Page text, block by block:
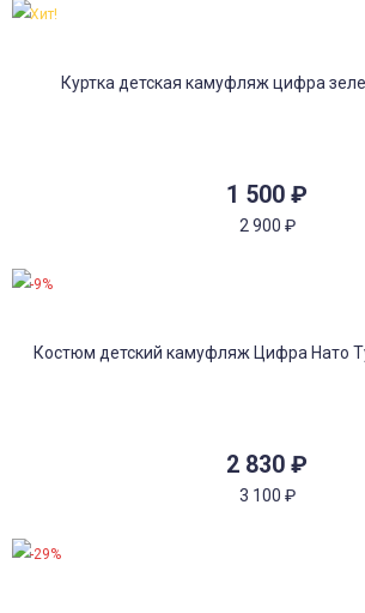
1 500 ₽
2 900 ₽
Хит!
2 830 ₽
3 100 ₽
-9%
-29%